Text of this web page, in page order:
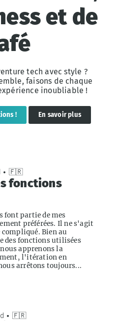
et de
tech avec style ?
faisons de chaque
inoubliable !
! En savoir plus
• 🇫🇷
fonctions
font partie de mes
préférées. Il ne s'agit
compliqué. Bien au
des fonctions utilisées
apprenons la
l'itération en
arrêtons toujours...
• 🇫🇷